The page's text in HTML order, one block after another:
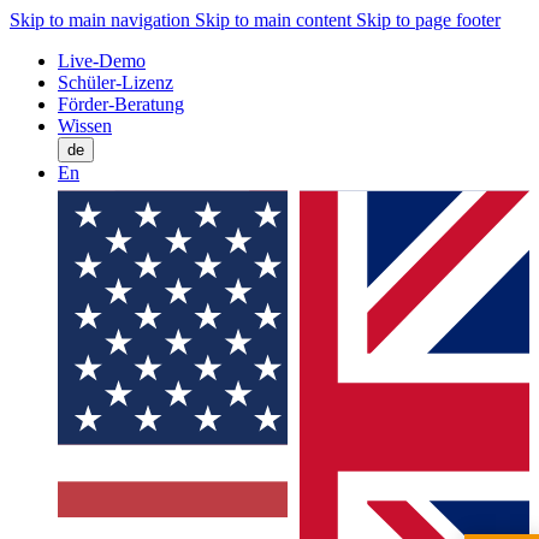
Skip to main navigation Skip to main content Skip to page footer
Live-Demo
Schüler-Lizenz
Förder-Beratung
Wissen
de
En